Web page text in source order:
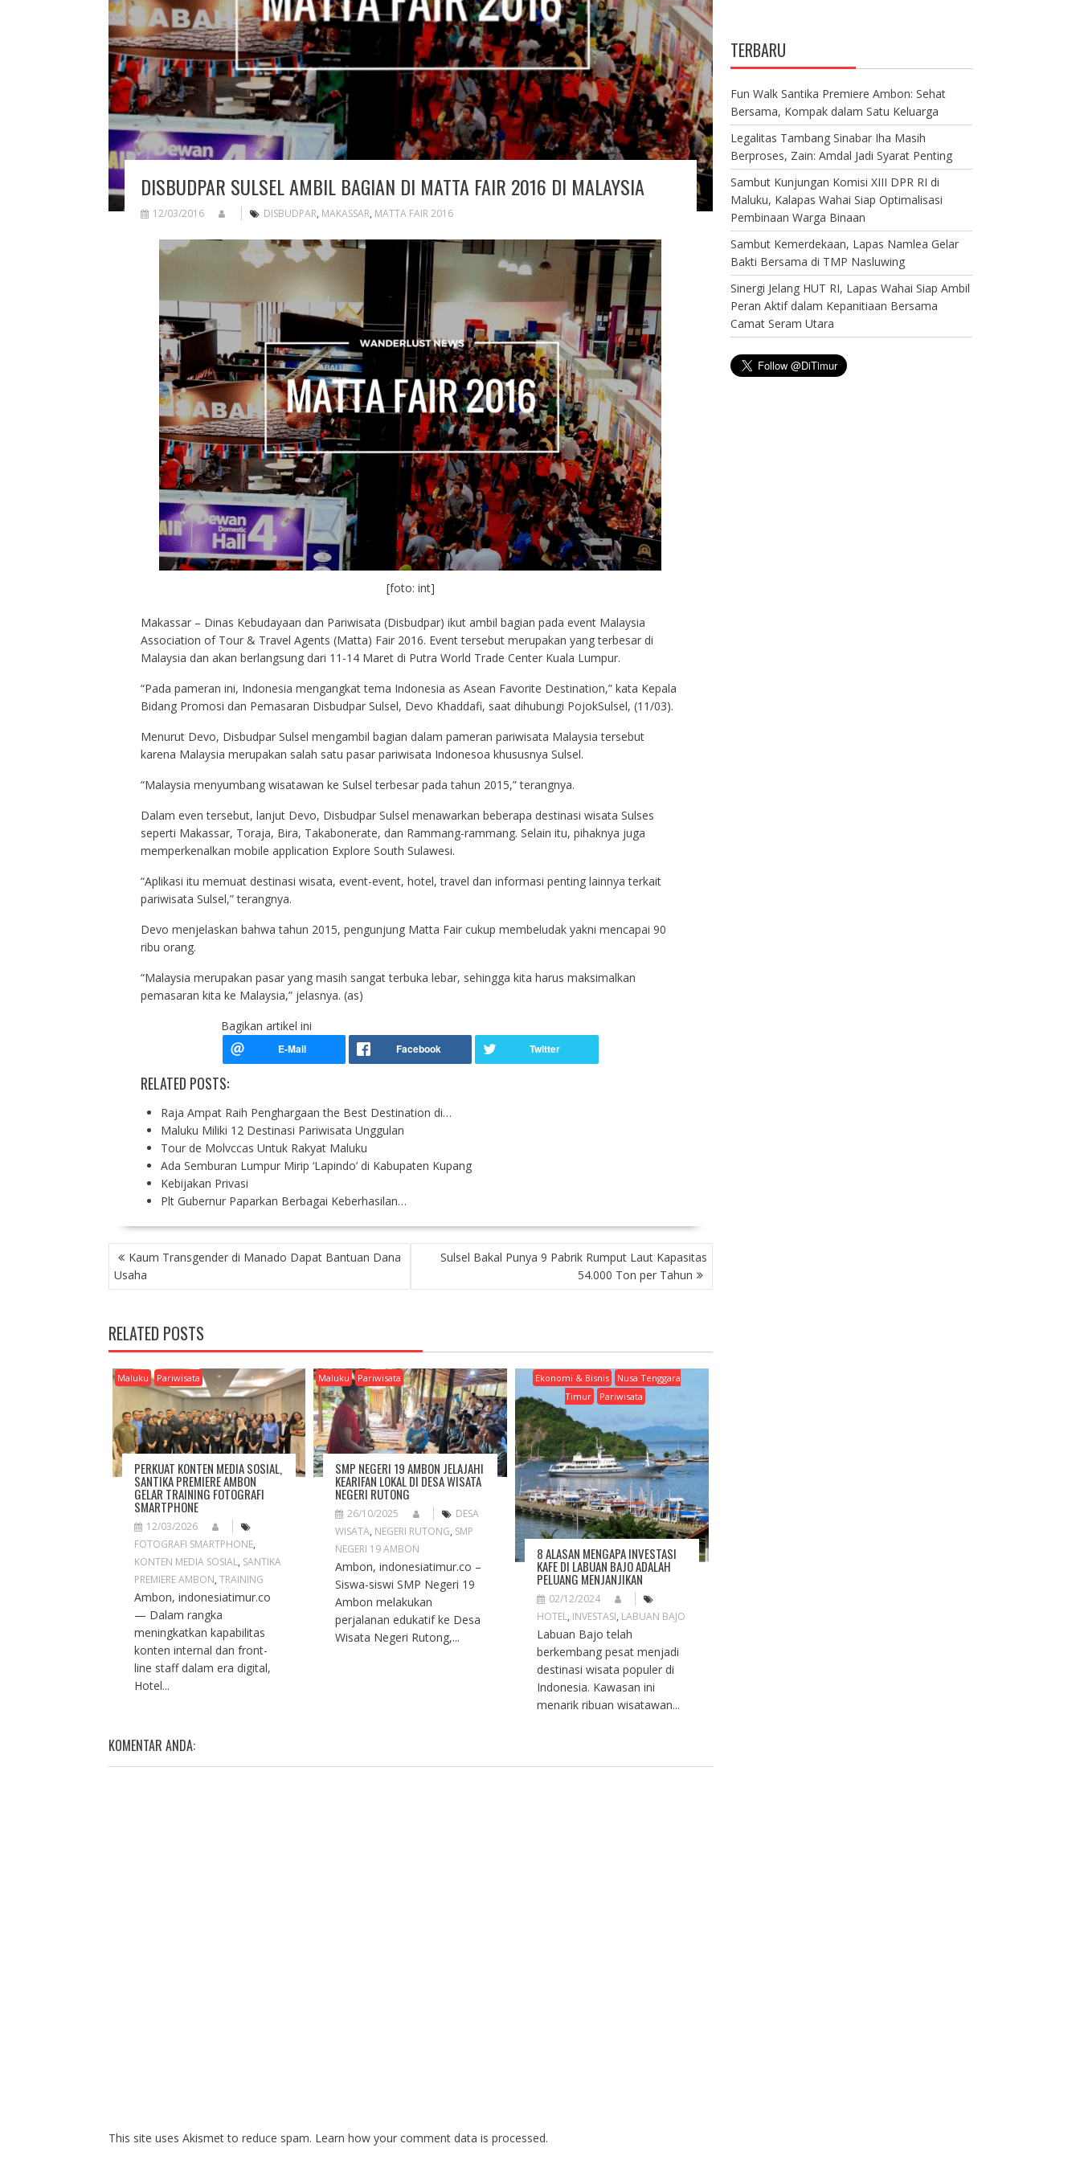
DISBUDPAR SULSEL AMBIL BAGIAN DI MATTA FAIR 2016 DI MALAYSIA
12/03/2016 DISBUDPAR, MAKASSAR, MATTA FAIR 2016
[foto: int]
Makassar – Dinas Kebudayaan dan Pariwisata (Disbudpar) ikut ambil bagian pada event Malaysia
Association of Tour & Travel Agents (Matta) Fair 2016. Event tersebut merupakan yang terbesar di
Malaysia dan akan berlangsung dari 11-14 Maret di Putra World Trade Center Kuala Lumpur.
“Pada pameran ini, Indonesia mengangkat tema Indonesia as Asean Favorite Destination,” kata Kepala
Bidang Promosi dan Pemasaran Disbudpar Sulsel, Devo Khaddafi, saat dihubungi PojokSulsel, (11/03).
Menurut Devo, Disbudpar Sulsel mengambil bagian dalam pameran pariwisata Malaysia tersebut
karena Malaysia merupakan salah satu pasar pariwisata Indonesoa khususnya Sulsel.
“Malaysia menyumbang wisatawan ke Sulsel terbesar pada tahun 2015,” terangnya.
Dalam even tersebut, lanjut Devo, Disbudpar Sulsel menawarkan beberapa destinasi wisata Sulses
seperti Makassar, Toraja, Bira, Takabonerate, dan Rammang-rammang. Selain itu, pihaknya juga
memperkenalkan mobile application Explore South Sulawesi.
“Aplikasi itu memuat destinasi wisata, event-event, hotel, travel dan informasi penting lainnya terkait
pariwisata Sulsel,” terangnya.
Devo menjelaskan bahwa tahun 2015, pengunjung Matta Fair cukup membeludak yakni mencapai 90
ribu orang.
“Malaysia merupakan pasar yang masih sangat terbuka lebar, sehingga kita harus maksimalkan
pemasaran kita ke Malaysia,” jelasnya. (as)
Bagikan artikel ini
RELATED POSTS:
Raja Ampat Raih Penghargaan the Best Destination di…
Maluku Miliki 12 Destinasi Pariwisata Unggulan
Tour de Molvccas Untuk Rakyat Maluku
Ada Semburan Lumpur Mirip ‘Lapindo’ di Kabupaten Kupang
Kebijakan Privasi
Plt Gubernur Paparkan Berbagai Keberhasilan…
P
O
S
N
A
V
G
T
O
N
Kaum Transgender di Manado Dapat Bantuan Dana
Usaha
Sulsel Bakal Punya 9 Pabrik Rumput Laut Kapasitas
54.000 Ton per Tahun
RELATED POSTS
Maluku Pariwisata
PERKUAT KONTEN MEDIA SOSIAL,
SANTIKA PREMIERE AMBON
GELAR TRAINING FOTOGRAFI
SMARTPHONE
12/03/2026
FOTOGRAFI SMARTPHONE,
KONTEN MEDIA SOSIAL, SANTIKA
PREMIERE AMBON, TRAINING
Ambon, indonesiatimur.co
— Dalam rangka
meningkatkan kapabilitas
konten internal dan front-
line staff dalam era digital,
Hotel...
Maluku Pariwisata
SMP NEGERI 19 AMBON JELAJAHI
KEARIFAN LOKAL DI DESA WISATA
NEGERI RUTONG
26/10/2025
DESA
WISATA, NEGERI RUTONG, SMP
NEGERI 19 AMBON
Ambon, indonesiatimur.co –
Siswa-siswi SMP Negeri 19
Ambon melakukan
perjalanan edukatif ke Desa
Wisata Negeri Rutong,...
Ekonomi & Bisnis
Nusa Tenggara
Timur
Pariwisata
8 ALASAN MENGAPA INVESTASI
KAFE DI LABUAN BAJO ADALAH
PELUANG MENJANJIKAN
02/12/2024
HOTEL, INVESTASI, LABUAN BAJO
Labuan Bajo telah
berkembang pesat menjadi
destinasi wisata populer di
Indonesia. Kawasan ini
menarik ribuan wisatawan...
KOMENTAR ANDA:
This site uses Akismet to reduce spam. Learn how your comment data is processed.
TERBARU
Fun Walk Santika Premiere Ambon: Sehat
Bersama, Kompak dalam Satu Keluarga
Legalitas Tambang Sinabar Iha Masih
Berproses, Zain: Amdal Jadi Syarat Penting
Sambut Kunjungan Komisi XIII DPR RI di
Maluku, Kalapas Wahai Siap Optimalisasi
Pembinaan Warga Binaan
Sambut Kemerdekaan, Lapas Namlea Gelar
Bakti Bersama di TMP Nasluwing
Sinergi Jelang HUT RI, Lapas Wahai Siap Ambil
Peran Aktif dalam Kepanitiaan Bersama
Camat Seram Utara